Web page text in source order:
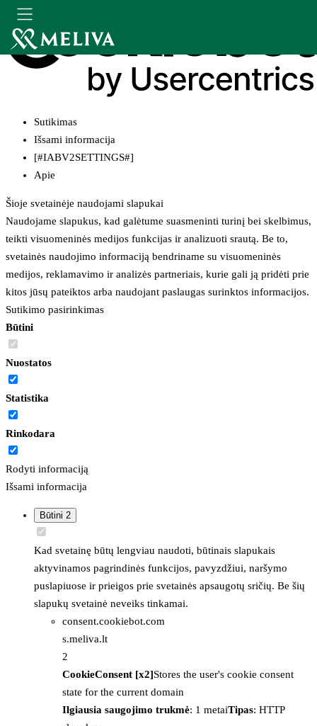
Sutikimas
Išsami informacija
[#IABV2SETTINGS#]
Apie
Šioje svetainėje naudojami slapukai
Naudojame slapukus, kad galėtume suasmeninti turinį bei skelbimus,
teikti visuomeninės medijos funkcijas ir analizuoti srautą. Be to,
svetainės naudojimo informaciją bendriname su visuomeninės
medijos, reklamavimo ir analizės partneriais, kurie gali ją pridėti prie
kitos jūsų pateiktos arba naudojant paslaugas surinktos informacijos.
Sutikimo pasirinkimas
Būtini
Nuostatos
Statistika
Rinkodara
Rodyti informaciją
Išsami informacija
Būtini 2
Kad svetainę būtų lengviau naudoti, būtinais slapukais
aktyvinamos pagrindinės funkcijos, pavyzdžiui, naršymo
puslapiuose ir prieigos prie svetainės apsaugotų sričių. Be šių
slapukų svetainė neveiks tinkamai.
consent.cookiebot.com
s.meliva.lt
2
CookieConsent [x2]Stores the user's cookie consent
state for the current domain
Ilgiausia saugojimo trukmė: 1 metaiTipas: HTTP